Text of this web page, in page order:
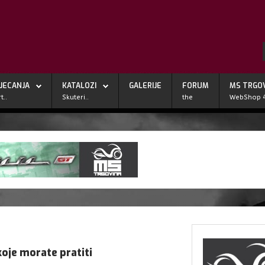
KATALOZI
Skuteri..
GALERIJE FORUM
the
MS
WebShop
morate pratiti